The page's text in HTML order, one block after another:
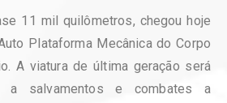
11 mil quilômetros, chegou hoje
Plataforma Mecânica do Corpo
A viatura de última geração será
a salvamentos e combates a